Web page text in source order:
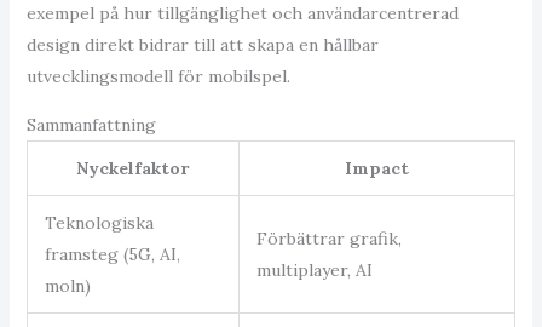
exempel på hur tillgänglighet och användarcentrerad
design direkt bidrar till att skapa en hållbar
utvecklingsmodell för mobilspel.
Sammanfattning
Nyckelfaktor
Impact
Teknologiska
framsteg (5G, AI,
moln)
Förbättrar grafik,
multiplayer, AI